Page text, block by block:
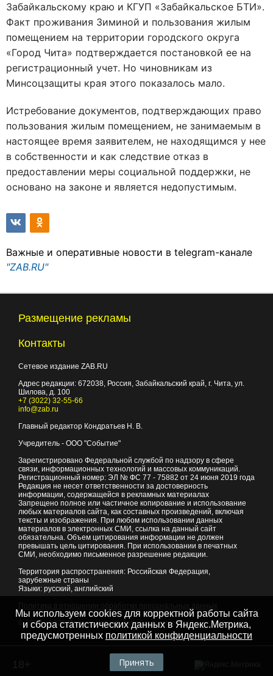
Забайкальскому краю и КГУП «Забайкальское БТИ».
Факт проживания Зиминой и пользования жилым
помещением на территории городского округа
«Город Чита» подтверждается постановкой ее на
регистрационный учет. Но чиновникам из
Минсоцзащиты края этого показалось мало.
Истребование документов, подтверждающих право
пользования жилым помещением, не занимаемым в
настоящее время заявителем, не находящимся у нее
в собственности и как следствие отказ в
предоставлении меры социальной поддержки, не
основано на законе и является недопустимым.
Важные и оперативные новости в telegram-канале
"ZAB.RU"
Размещение рекламы
Контакты
Сетевое издание ZAB.RU
Адрес редакции: 672038, Россия, Забайкальский край, г. Чита, ул.
Шилова, д. 100
+7 (3022) 32-55-66
info@zab.ru
Главный редактор Кондратьев Н. В.
Учредитель - ООО "Событие"
Зарегистрировано Федеральной службой по надзору в сфере
связи, информационных технологий и массовых коммуникаций.
Регистрационный номер: ЭЛ № ФС 77 - 75882 от 24 июня 2019 года
Редакция не несет ответственности за достоверность
информации, содержащейся в рекламных материалах
Запрещено полное или частичное копирование и использование
любых материалов сайта, как составных произведений, включая
тексты и изображения. При любом использовании данных
материалов в электронных СМИ, ссылка на данный сайт
обязательна. Объем цитирования информации не должен
превышать цель цитирования. При использовании в печатных
СМИ, необходимо письменное разрешение редакции.
Территория распространения: Российская Федерация,
зарубежные страны
Языки: русский, английский
© 2007 - 2026Портал Читы и Забайкальского края
Мы используем cookies для корректной работы сайта
и сбора статистических данных в Яндекс.Метрика,
предусмотренных политикой конфиденциальности
Принять